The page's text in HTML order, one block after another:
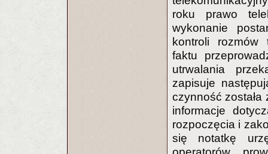
roku prawo
wykonanie
kontroli rozmów
faktu
utrwalania
zapisuje
czynność została
informacje
rozpoczęcia i
się notatkę